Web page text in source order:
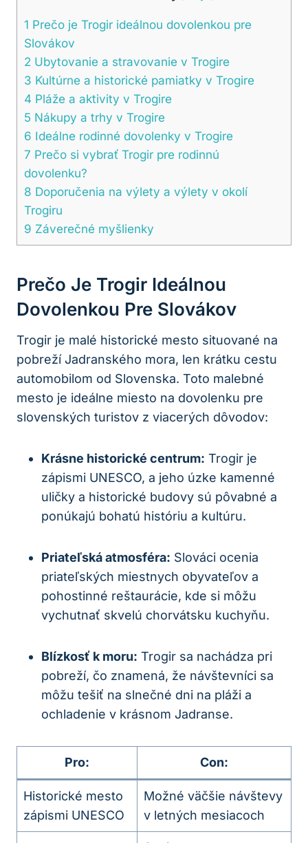
1 Prečo je Trogir ideálnou dovolenkou pre
Slovákov
2 Ubytovanie a stravovanie v Trogire
3 Kultúrne a historické pamiatky v Trogire
4 Pláže a aktivity v Trogire
5 Nákupy a trhy v Trogire
6 Ideálne rodinné dovolenky v Trogire
7 Prečo si vybrať Trogir pre rodinnú
dovolenku?
8 Doporučenia na výlety a výlety v okolí
Trogiru
9 Záverečné myšlienky
Prečo Je Trogir Ideálnou
Dovolenkou Pre Slovákov
Trogir je malé historické mesto situované na
pobreží Jadranského mora, len krátku cestu
automobilom od Slovenska. Toto malebné
mesto je ideálne miesto na dovolenku pre
slovenských turistov z viacerých dôvodov:
Krásne historické centrum: Trogir je
zápismi UNESCO, a jeho úzke kamenné
uličky a historické budovy sú pôvabné a
ponúkajú bohatú históriu a kultúru.
Priateľská atmosféra: Slováci ocenia
priateľských miestnych obyvateľov a
pohostinné reštaurácie, kde si môžu
vychutnať skvelú chorvátsku kuchyňu.
Blízkosť k moru: Trogir sa nachádza pri
pobreží, čo znamená, že návštevníci sa
môžu tešiť na slnečné dni na pláži a
ochladenie v krásnom Jadranse.
Pro: Con:
Historické mesto
zápismi UNESCO
Možné väčšie návštevy
v letných mesiacoch